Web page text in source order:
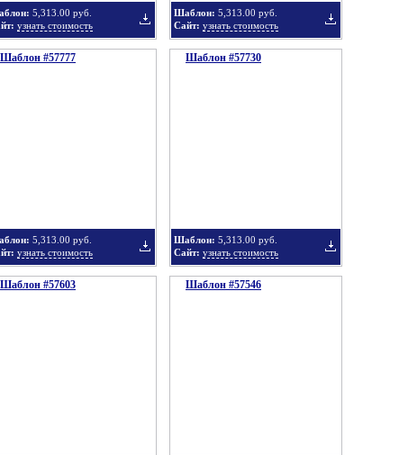
5,313.00 руб.
узнать стоимость
Шаблон: 5,313.00 руб.
Сайт: узнать стоимость
Шаблон #57777
5,313.00 руб.
узнать стоимость
Шаблон #57730
Шаблон: 5,313.00 руб.
Сайт: узнать стоимость
Шаблон #57603 Шаблон #57546